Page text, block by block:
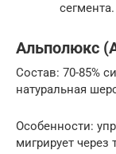
сегмента.
Альполюкс
Состав: 70-85%
натуральная
Особенности:
мигрирует через